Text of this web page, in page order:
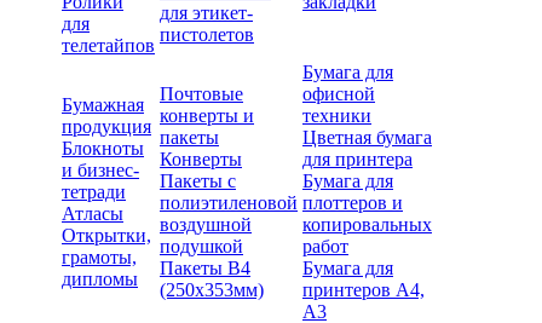
для
телетайпов
для этикет-
пистолетов
Бумажная
продукция
Блокноты
и бизнес-
тетради
Атласы
Открытки,
грамоты,
дипломы
Почтовые
конверты и
пакеты
Конверты
Пакеты с
полиэтиленовой
воздушной
подушкой
Пакеты В4
(250х353мм)
Бумага для
офисной
техники
Цветная бумага
для принтера
Бумага для
плоттеров и
копировальных
работ
Бумага для
принтеров А4,
А3